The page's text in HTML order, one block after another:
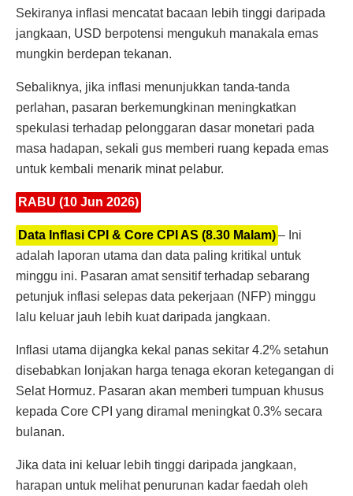
Sekiranya inflasi mencatat bacaan lebih tinggi daripada
jangkaan, USD berpotensi mengukuh manakala emas
mungkin berdepan tekanan.
Sebaliknya, jika inflasi menunjukkan tanda-tanda
perlahan, pasaran berkemungkinan meningkatkan
spekulasi terhadap pelonggaran dasar monetari pada
masa hadapan, sekali gus memberi ruang kepada emas
untuk kembali menarik minat pelabur.
RABU (10 Jun 2026)
Data Inflasi CPI & Core CPI AS (8.30 Malam)– Ini
adalah laporan utama dan data paling kritikal untuk
minggu ini. Pasaran amat sensitif terhadap sebarang
petunjuk inflasi selepas data pekerjaan (NFP) minggu
lalu keluar jauh lebih kuat daripada jangkaan.
Inflasi utama dijangka kekal panas sekitar 4.2% setahun
disebabkan lonjakan harga tenaga ekoran ketegangan di
Selat Hormuz. Pasaran akan memberi tumpuan khusus
kepada Core CPI yang diramal meningkat 0.3% secara
bulanan.
Jika data ini keluar lebih tinggi daripada jangkaan,
harapan untuk melihat penurunan kadar faedah oleh